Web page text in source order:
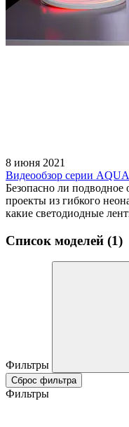
8 июня 2021
Видеообзор серии AQUA
Безопасно ли подводное
проекты из гибкого
какие светодиодные
Список моделей (1)
Фильтры
Сброс фильтра
Фильтры